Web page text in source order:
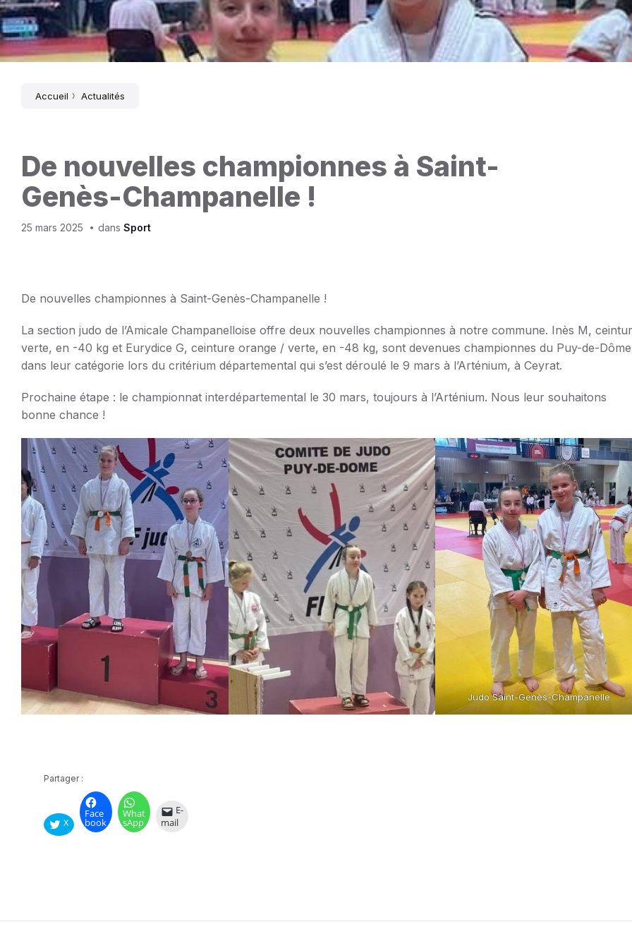
Accueil Actualités
De nouvelles championnes à Saint-
Genès-Champanelle !
25 mars 2025 dans Sport
De nouvelles championnes à Saint-Genès-Champanelle !
La section judo de l’Amicale Champanelloise offre deux nouvelles championnes à notre commune. Inès M,
verte, en -40 kg et Eurydice G, ceinture orange / verte, en -48 kg, sont devenues championnes du Puy-de-Dôme
dans leur catégorie lors du critérium départemental qui s’est déroulé le 9 mars à l’Arténium, à Ceyrat.
Prochaine étape : le championnat interdépartemental le 30 mars, toujours à l’Arténium. Nous leur souhaitons
bonne chance !
Judo Saint-Genès-Champanelle
Partager :
X
Face
book
What
sApp
E-
mail